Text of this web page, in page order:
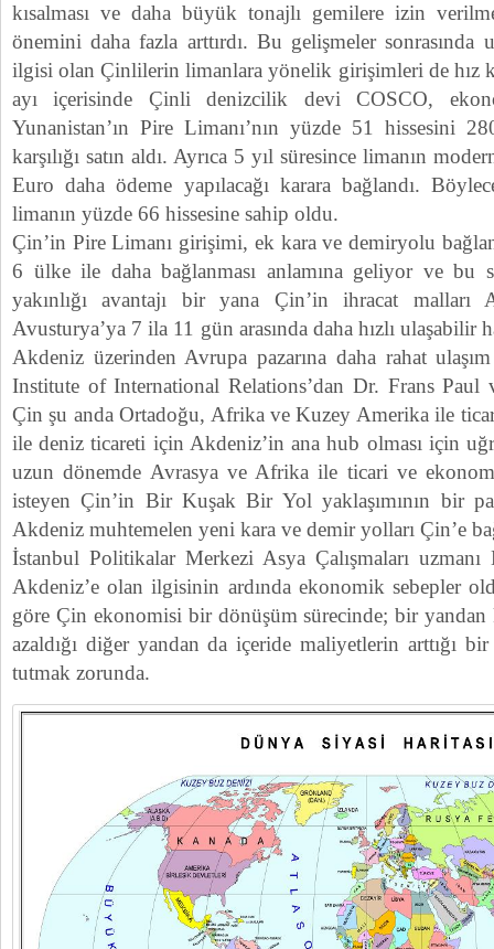
kısalması ve daha büyük tonajlı gemilere izin
önemini daha fazla arttırdı. Bu gelişmeler sonrasında
ilgisi olan Çinlilerin limanlara yönelik girişimleri de hız
ayı içerisinde Çinli denizcilik devi COSCO,
Yunanistan’ın Pire Limanı’nın yüzde 51 hissesini
karşılığı satın aldı. Ayrıca 5 yıl süresince limanın
Euro daha ödeme yapılacağı karara bağlandı.
limanın yüzde 66 hissesine sahip oldu.
Çin’in Pire Limanı girişimi, ek kara ve demiryolu
6 ülke ile daha bağlanması anlamına geliyor ve bu
yakınlığı avantajı bir yana Çin’in ihracat malları
Avusturya’ya 7 ila 11 gün arasında daha hızlı ulaşabilir
Akdeniz üzerinden Avrupa pazarına daha rahat
Institute of International Relations’dan Dr. Frans Paul
Çin şu anda Ortadoğu, Afrika ve Kuzey Amerika ile
ile deniz ticareti için Akdeniz’in ana hub olması için
uzun dönemde Avrasya ve Afrika ile ticari ve
isteyen Çin’in Bir Kuşak Bir Yol yaklaşımının bir
Akdeniz muhtemelen yeni kara ve demir yolları Çin’e
İstanbul Politikalar Merkezi Asya Çalışmaları
Akdeniz’e olan ilgisinin ardında ekonomik sebepler
göre Çin ekonomisi bir dönüşüm sürecinde; bir yandan
azaldığı diğer yandan da içeride maliyetlerin arttığı
tutmak zorunda.